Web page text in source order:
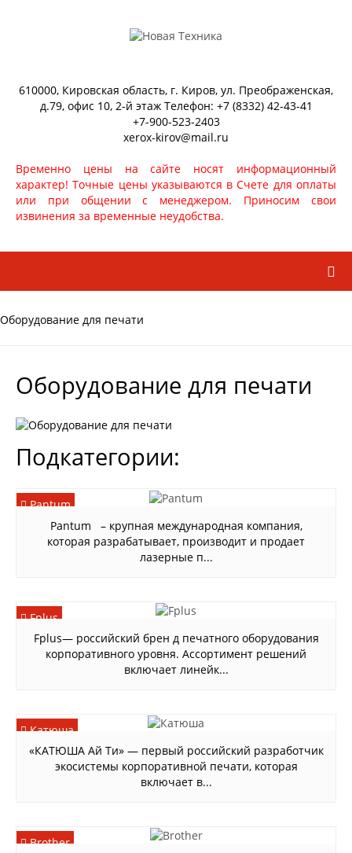
610000, Кировская область, г. Киров, ул. Преображенская,
д.79, офис 10, 2-й этаж Телефон: +7 (8332) 42-43-41
+7-900-523-2403
xerox-kirov@mail.ru
Временно цены на сайте носят информационный
характер! Точные цены указываются в Счете для оплаты
или при общении с менеджером. Приносим свои
извинения за временные неудобства.
Оборудование для печати
Оборудование для печати
Подкатегории:
Pantum
Pantum – крупная международная компания,
которая разрабатывает, производит и продает
лазерные п...
Fplus
Fplus— российский брен д печатного оборудования
корпоративного уровня. Ассортимент решений
включает линейк...
Катюша
«КАТЮША Ай Ти» — первый российский разработчик
экосистемы корпоративной печати, которая
включает в...
Brother